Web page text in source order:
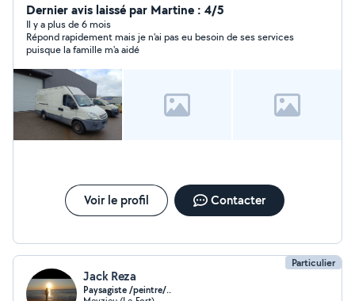
Équiper de tout le matériel nécessaire (monte-
charge,20m3,housse de protection,roulette... ) et fort
d'une équipe de manutentionnaires aussi vigoureuse
que délicate nous fournissons des prestations de
qualité en un temps record. -Débarras Cave,
appartement, maison, grenier, box, entrepôt, chantier ...
-Transports divers Retrait de marchandises magasin ou
particulier, deux roue, structure événementiel... -
Montage de meuble Armoire, buffet, lit... -Manutention
Dernier avis laissé par Martine : 4/5
Il y a plus de 6 mois
Répond rapidement mais je n'ai pas eu besoin de ses services
puisque la famille m'a aidé
Voir le profil Contacter
Particulier
Jack Reza
Paysagiste /peintre/..